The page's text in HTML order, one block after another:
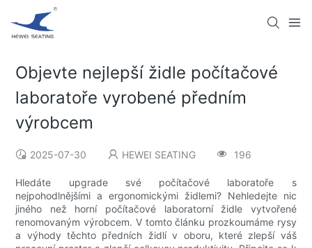
Objevte nejlepší židle počítačové
laboratoře vyrobené předním
výrobcem
2025-07-30 HEWEI SEATING 196
Hledáte upgrade své počítačové laboratoře s
nejpohodlnějšími a ergonomickými židlemi? Nehledejte nic
jiného než horní počítačové laboratorní židle vytvořené
renomovaným výrobcem. V tomto článku prozkoumáme rysy
a výhody těchto předních židlí v oboru, které zlepší váš